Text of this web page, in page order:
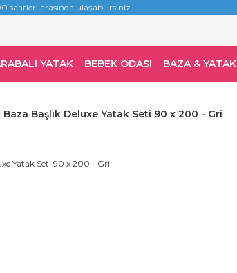
saatleri arasında ulaşabilirsiniz.
YATAK BEBEK ODASI BAZA & YATAK
Baza Başlık Deluxe Yatak Seti 90 x 200 - Gri